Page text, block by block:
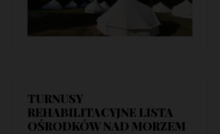
TURNUSY
REHABILITACYJNE LISTA
OŚRODKÓW NAD MORZEM